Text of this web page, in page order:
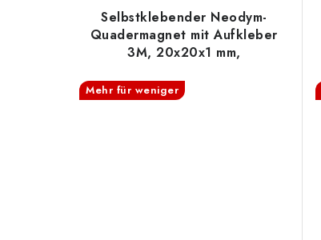
Selbstklebender Neodym-
Quadermagnet mit Aufkleber
3M, 20x20x1 mm,
Mehr für weniger